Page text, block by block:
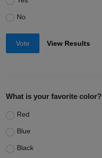
No
Vote View Results
What is your favorite color?
Red
Blue
Black